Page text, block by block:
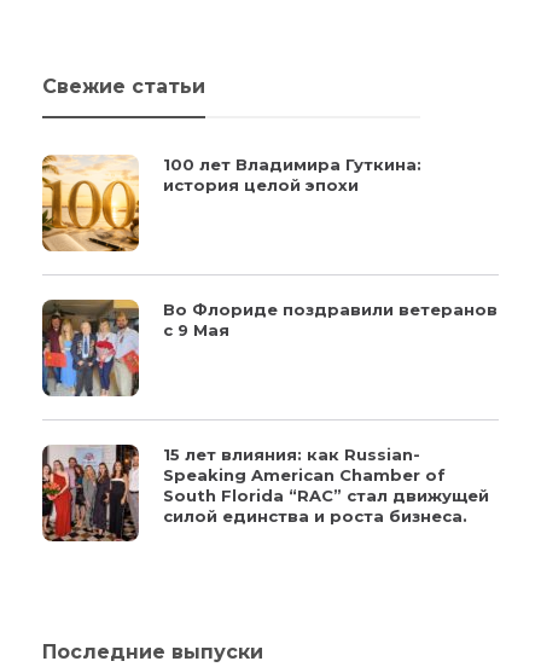
Свежие статьи
100 лет Владимира Гуткина:
история целой эпохи
Во Флориде поздравили ветеранов
с 9 Мая
15 лет влияния: как Russian-
Speaking American Chamber of
South Florida “RAC” стал движущей
силой единства и роста бизнеса.
Последние выпуски